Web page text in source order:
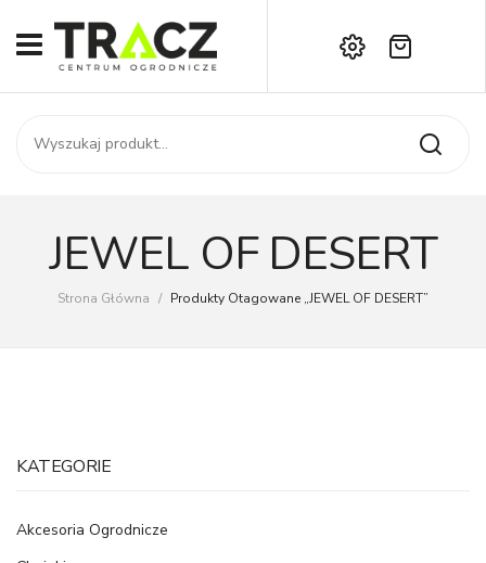
START
SKLEP
AKTUALNOŚCI
Kontakt
Brak produktów w koszyku.
JEWEL OF DESERT
Strona Główna / Produkty Otagowane „JEWEL OF DESERT”
KATEGORIE
Akcesoria Ogrodnicze